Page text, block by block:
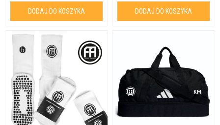
DODAJ DO KOSZYKA DODAJ DO KOSZYKA